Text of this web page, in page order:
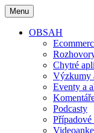
Skip
to
content
Menu
OBSAH
Chytré
Výzkumy
Eventy a
Podcasty
Případové